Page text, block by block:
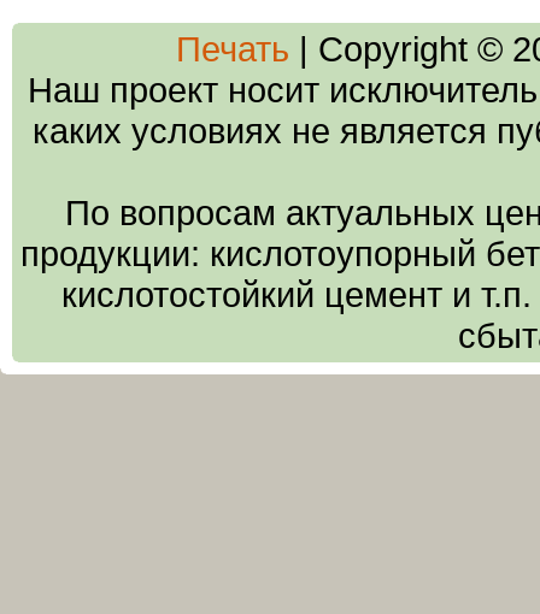
Печать | Copyright ©
Наш проект носит
каких условиях не является
По вопросам актуальных
продукции: кислотоупорный
кислотостойкий цемент и